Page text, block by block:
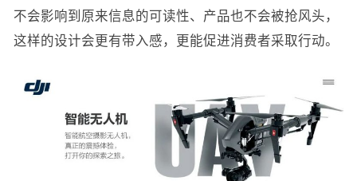
不会影响到原来信息的可读性、产品也不会被抢风头，
这样的设计会更有带入感，更能促进消费者采取行动。